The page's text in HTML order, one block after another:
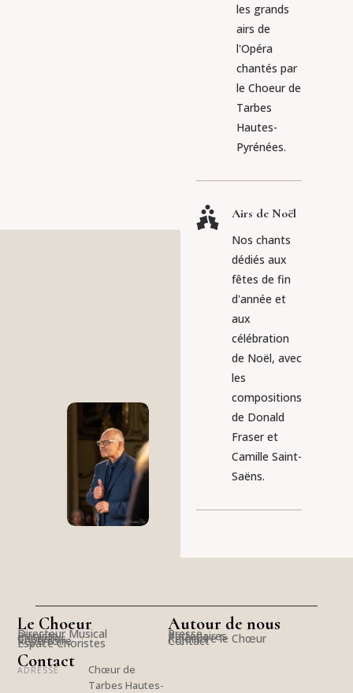
les grands
airs de
l'Opéra
chantés par
le Choeur de
Tarbes
Hautes-
Pyrénées.
 Airs de Noël
Nos chants
dédiés aux
fêtes de fin
d'année et
aux
célébration
de Noël, avec
les
compositions
de Donald
Fraser et
Camille Saint-
Saëns.
Le Choeur
Directeur Musical
Pianiste
Choristes
Répertoire
Espace Choristes
Autour de nous
Presse
Partenaires
Rejoindre le Chœur
Contact
Contact
ADRESSE
Chœur de
Tarbes Hautes-